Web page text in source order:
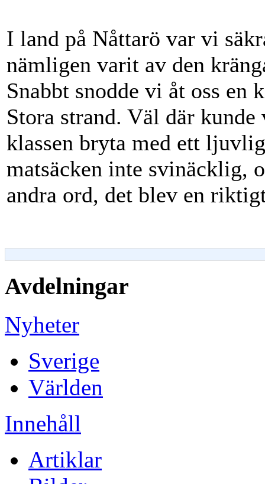
I land på Nåttarö var vi
nämligen varit av den
Snabbt snodde vi åt oss
Stora strand. Väl där
klassen bryta med ett
matsäcken inte svinäcklig,
andra ord, det blev en
Avdelningar
Nyheter
Sverige
Världen
Innehåll
Artiklar